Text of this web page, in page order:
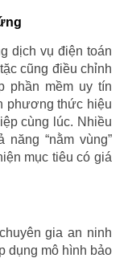
dịch vụ điện toán
cũng điều chỉnh
phần mềm uy tín
phương thức hiệu
cùng lúc. Nhiều
“nằm vùng”
mục tiêu có giá
gia an ninh
dụng mô hình bảo